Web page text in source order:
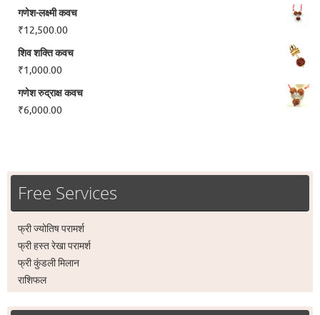
गणेश-लक्ष्मी कवच
₹12,500.00
शिव शक्ति कवच
₹1,000.00
गणेश रुद्राक्ष कवच
₹6,000.00
Free Services
फ्री ज्योतिष परामर्श
फ्री हस्त रेखा परामर्श
फ्री कुंडली मिलान
राशिफल